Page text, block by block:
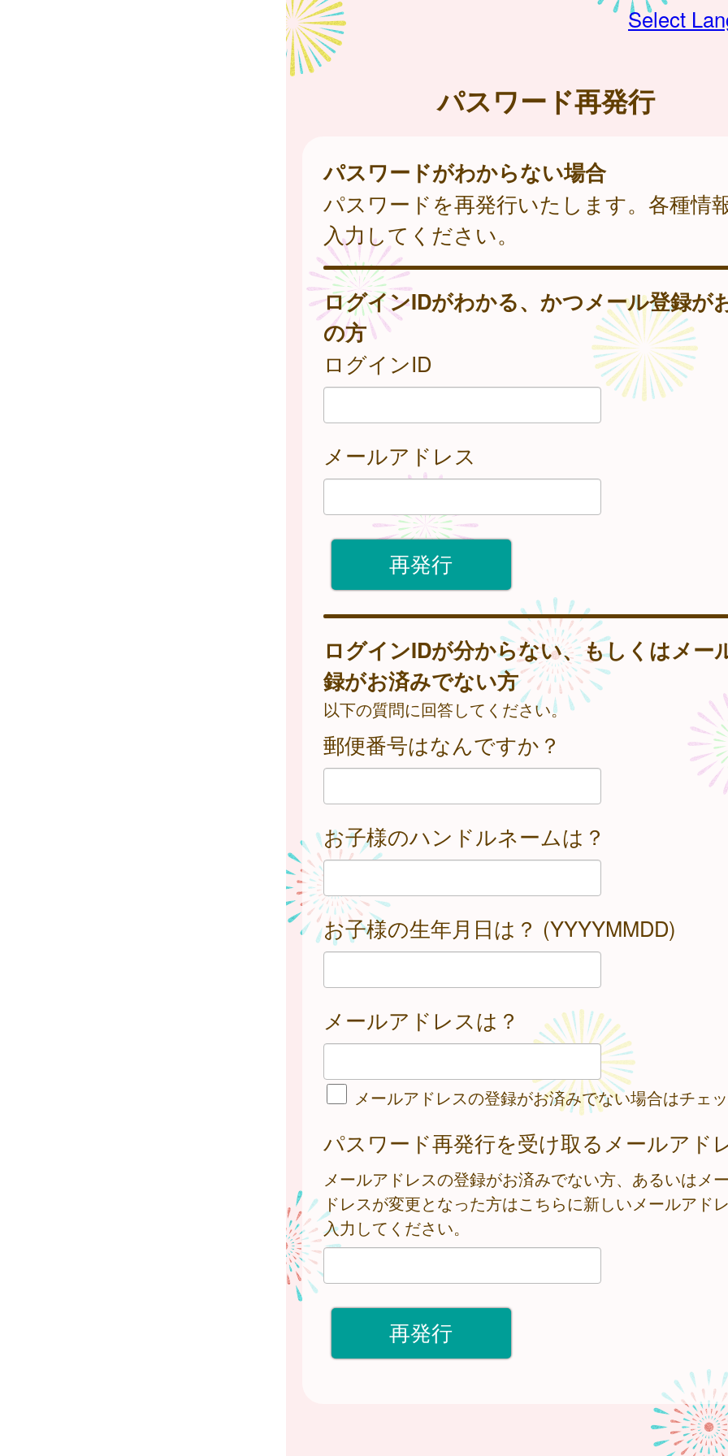
Select
パスワード再発行
パスワードがわからない場合
パスワードを再発行いたします。各種情
入力してください。
ログインIDがわかる、かつメール登録が
の方
ログインID
メールアドレス
ログインIDが分からない、もしくはメー
録がお済みでない方
以下の質問に回答してください。
郵便番号はなんですか？
お子様のハンドルネームは？
お子様の生年月日は？ (YYYYMMDD)
メールアドレスは？
メールアドレスの登録がお済みでない場合はチェ
パスワード再発行を受け取るメールアド
メールアドレスの登録がお済みでない方、あるいはメ
ドレスが変更となった方はこちらに新しいメールアド
入力してください。